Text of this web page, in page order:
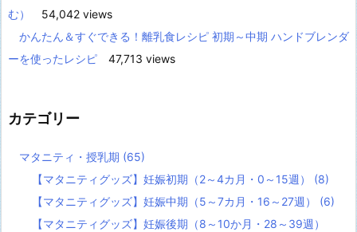
む）
54,042 views
かんたん＆すぐできる！離乳食レシピ 初期～中期 ハンドブレンダ
ーを使ったレシピ
47,713 views
カテゴリー
マタニティ・授乳期 (65)
【マタニティグッズ】妊娠初期（2～4カ月・0～15週） (8)
【マタニティグッズ】妊娠中期（5～7カ月・16～27週） (6)
【マタニティグッズ】妊娠後期（8～10か月・28～39週）